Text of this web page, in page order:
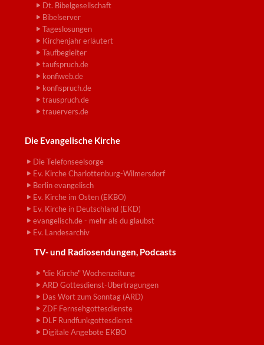
Dt. Bibelgesellschaft
Bibelserver
Tageslosungen
Kirchenjahr erläutert
Taufbegleiter
taufspruch.de
konfiweb.de
konfispruch.de
trauspruch.de
trauervers.de
Die Evangelische Kirche
Die Telefonseelsorge
Ev. Kirche Charlottenburg-Wilmersdorf
Berlin evangelisch
Ev. Kirche im Osten (EKBO)
Ev. Kirche in Deutschland (EKD)
evangelisch.de - mehr als du glaubst
Ev. Landesarchiv
TV- und Radiosendungen, Podcasts
"die Kirche" Wochenzeitung
ARD Gottesdienst-Übertragungen
Das Wort zum Sonntag (ARD)
ZDF Fernsehgottesdienste
DLF Rundfunkgottesdienst
Digitale Angebote EKBO